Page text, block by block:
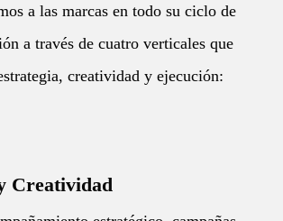
a las marcas en todo su ciclo de
a través de cuatro verticales que
creatividad y ejecución:
Creatividad